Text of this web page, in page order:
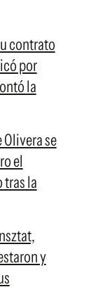
contrato
por
la
se
el
la
y